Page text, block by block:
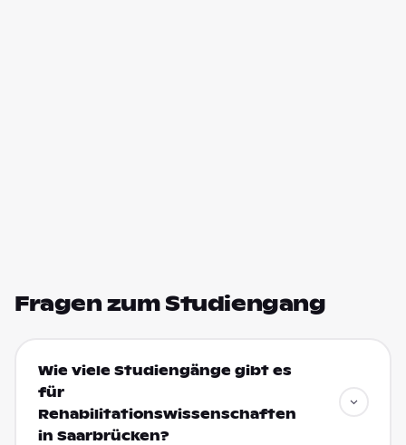
Fragen zum Studiengang
Wie viele Studiengänge gibt es
für
Rehabilitationswissenschaften
in Saarbrücken?